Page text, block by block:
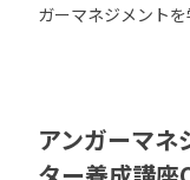
ガーマネジメントを
アンガーマネ